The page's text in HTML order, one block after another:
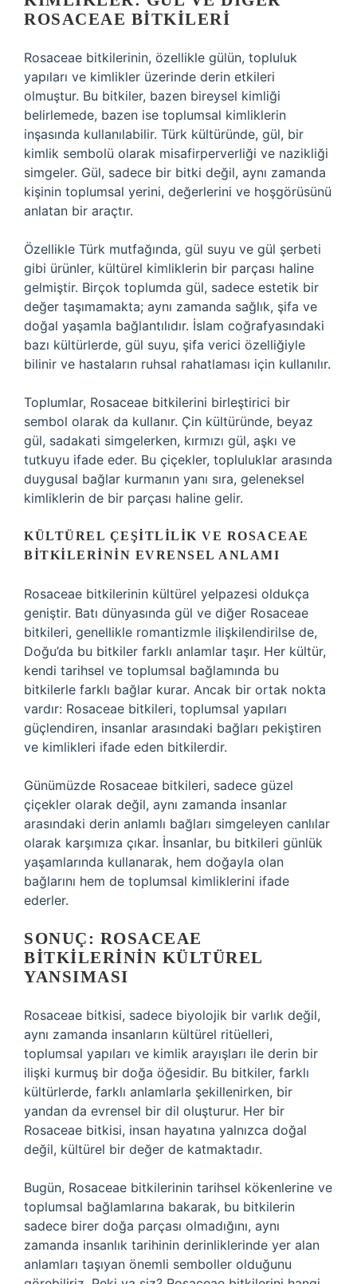
ROSACEAE BITKILERI
Rosaceae bitkilerinin, özellikle gülün, topluluk
yapıları ve kimlikler üzerinde derin etkileri
olmuştur. Bu bitkiler, bazen bireysel kimliği
belirlemede, bazen ise toplumsal kimliklerin
inşasında kullanılabilir. Türk kültüründe, gül, bir
kimlik sembolü olarak misafirperverliği ve nazikliği
simgeler. Gül, sadece bir bitki değil, aynı zamanda
kişinin toplumsal yerini, değerlerini ve hoşgörüsünü
anlatan bir araçtır.
Özellikle Türk mutfağında, gül suyu ve gül şerbeti
gibi ürünler, kültürel kimliklerin bir parçası haline
gelmiştir. Birçok toplumda gül, sadece estetik bir
değer taşımamakta; aynı zamanda sağlık, şifa ve
doğal yaşamla bağlantılıdır. İslam coğrafyasındaki
bazı kültürlerde, gül suyu, şifa verici özelliğiyle
bilinir ve hastaların ruhsal rahatlaması için kullanılır.
Toplumlar, Rosaceae bitkilerini birleştirici bir
sembol olarak da kullanır. Çin kültüründe, beyaz
gül, sadakati simgelerken, kırmızı gül, aşkı ve
tutkuyu ifade eder. Bu çiçekler, topluluklar arasında
duygusal bağlar kurmanın yanı sıra, geleneksel
kimliklerin de bir parçası haline gelir.
KÜLTÜREL ÇEŞITLILIK VE ROSACEAE
BITKILERININ EVRENSEL ANLAMI
Rosaceae bitkilerinin kültürel yelpazesi oldukça
geniştir. Batı dünyasında gül ve diğer Rosaceae
bitkileri, genellikle romantizmle ilişkilendirilse de,
Doğu’da bu bitkiler farklı anlamlar taşır. Her kültür,
kendi tarihsel ve toplumsal bağlamında bu
bitkilerle farklı bağlar kurar. Ancak bir ortak nokta
vardır: Rosaceae bitkileri, toplumsal yapıları
güçlendiren, insanlar arasındaki bağları pekiştiren
ve kimlikleri ifade eden bitkilerdir.
Günümüzde Rosaceae bitkileri, sadece güzel
çiçekler olarak değil, aynı zamanda insanlar
arasındaki derin anlamlı bağları simgeleyen canlılar
olarak karşımıza çıkar. İnsanlar, bu bitkileri günlük
yaşamlarında kullanarak, hem doğayla olan
bağlarını hem de toplumsal kimliklerini ifade
ederler.
SONUÇ: ROSACEAE
BITKILERININ KÜLTÜREL
YANSIMASI
Rosaceae bitkisi, sadece biyolojik bir varlık değil,
aynı zamanda insanların kültürel ritüelleri,
toplumsal yapıları ve kimlik arayışları ile derin bir
ilişki kurmuş bir doğa öğesidir. Bu bitkiler, farklı
kültürlerde, farklı anlamlarla şekillenirken, bir
yandan da evrensel bir dil oluşturur. Her bir
Rosaceae bitkisi, insan hayatına yalnızca doğal
değil, kültürel bir değer de katmaktadır.
Bugün, Rosaceae bitkilerinin tarihsel kökenlerine ve
toplumsal bağlamlarına bakarak, bu bitkilerin
sadece birer doğa parçası olmadığını, aynı
zamanda insanlık tarihinin derinliklerinde yer alan
anlamları taşıyan önemli semboller olduğunu